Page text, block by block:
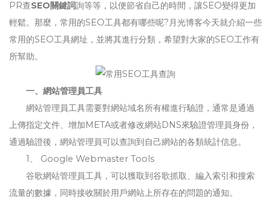
PR查SEO關鍵詞詢等等，以便節省自己的時間，讓SEO變得更加
輕鬆。那麼，常用的SEO工具都有哪些呢?月光博客今天就介紹一些
常用的SEO工具網址，並將其進行分類，希望對大家的SEO工作有
所幫助。
一、網站管理員工具
網站管理員工具需要對網站域名所有權進行驗證，通常是通過
上傳指定文件、增加META或者修改網站DNS來驗證管理員身份，
通過驗證後，網站管理員可以查詢到自己網站的各類統計信息。
1、 Google Webmaster Tools
谷歌網站管理員工具，可以獲取到谷歌抓取、編入索引和搜索
流量的數據，同時接收關於用戶網站上所存在的問題的通知。